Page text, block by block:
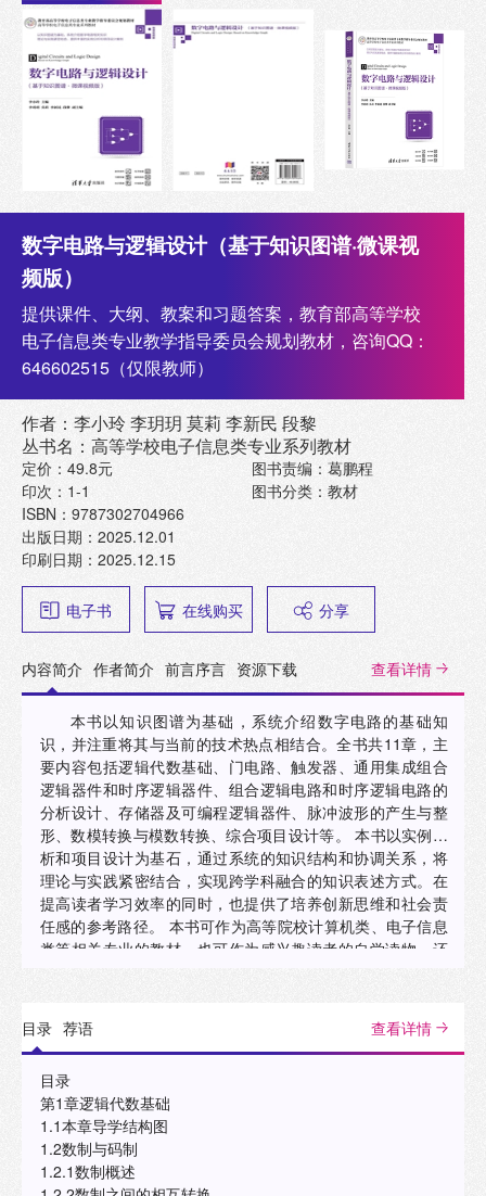
数字电路与逻辑设计（基于知识图谱·微课视
频版）
提供课件、大纲、教案和习题答案，教育部高等学校
电子信息类专业教学指导委员会规划教材，咨询QQ：
646602515（仅限教师）
作者：李小玲 李玥玥 莫莉 李新民 段黎
丛书名：高等学校电子信息类专业系列教材
定价：49.8元
印次：1-1
ISBN：9787302704966
出版日期：2025.12.01
印刷日期：2025.12.15
图书责编：葛鹏程
图书分类：教材
电子书 在线购买 分享
内容简介 作者简介 前言序言 资源下载 查看详情
本书以知识图谱为基础，系统介绍数字电路的基础知
识，并注重将其与当前的技术热点相结合。全书共11章，主
要内容包括逻辑代数基础、门电路、触发器、通用集成组合
逻辑器件和时序逻辑器件、组合逻辑电路和时序逻辑电路的
分析设计、存储器及可编程逻辑器件、脉冲波形的产生与整
形、数模转换与模数转换、综合项目设计等。 本书以实例分
析和项目设计为基石，通过系统的知识结构和协调关系，将
理论与实践紧密结合，实现跨学科融合的知识表述方式。在
提高读者学习效率的同时，也提供了培养创新思维和社会责
任感的参考路径。 本书可作为高等院校计算机类、电子信息
类等相关专业的教材，也可作为感兴趣读者的自学读物，还
目录 荐语 查看详情
目录
第1章逻辑代数基础
1.1本章导学结构图
1.2数制与码制
1.2.1数制概述